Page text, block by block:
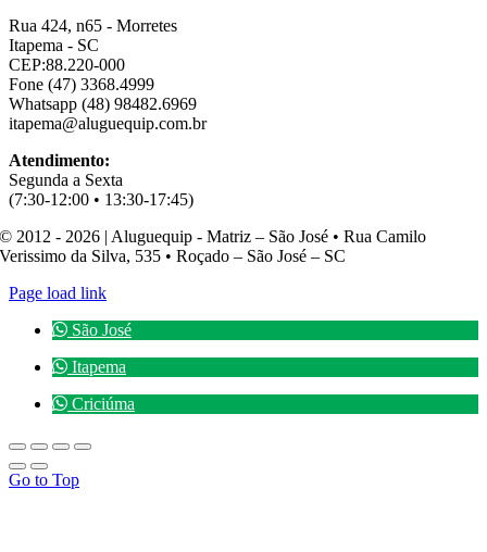
Rua 424, n65 - Morretes
Itapema - SC
CEP:88.220-000
Fone (47) 3368.4999
Whatsapp (48) 98482.6969
itapema@aluguequip.com.br
Atendimento:
Segunda a Sexta
(7:30-12:00 • 13:30-17:45)
© 2012 - 2026 | Aluguequip - Matriz – São José • Rua Camilo
Verissimo da Silva, 535 • Roçado – São José – SC
Page load link
São José
Itapema
Criciúma
Go to Top